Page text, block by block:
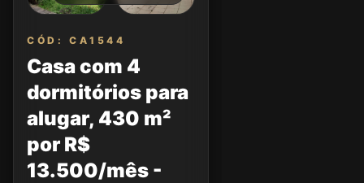
CÓD: CA1544
Casa com 4
dormitórios para
alugar, 430 m²
por R$
13.500/mês -